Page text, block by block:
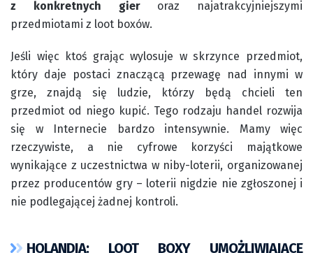
z konkretnych gieroraz najatrakcyjniejszymi
przedmiotami z loot boxów.
Jeśli więc ktoś grając wylosuje w skrzynce przedmiot,
który daje postaci znaczącą przewagę nad innymi w
grze, znajdą się ludzie, którzy będą chcieli ten
przedmiot od niego kupić. Tego rodzaju handel rozwija
się w Internecie bardzo intensywnie. Mamy więc
rzeczywiste, a nie cyfrowe korzyści majątkowe
wynikające z uczestnictwa w niby-loterii, organizowanej
przez producentów gry – loterii nigdzie nie zgłoszonej i
nie podlegającej żadnej kontroli.
HOLANDIA: LOOT BOXY UMOŻLIWIAJĄCE